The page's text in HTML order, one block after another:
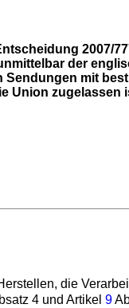
2007/
der
Sendungen mit
Union zugelassen
die
4 und Artikel 9